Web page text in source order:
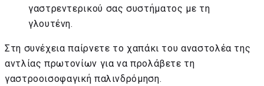
γαστρεντερικού σας συστήματος με τη
γλουτένη.
Στη συνέχεια παίρνετε το χαπάκι του αναστολέα της
αντλίας πρωτονίων για να προλάβετε τη
γαστροοισοφαγική παλινδρόμηση.